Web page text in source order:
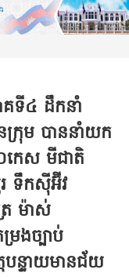
គទី៤ ដឹកនាំ
រុម បាននាំយក
េស មីជាតិ
ទឹកស៊ីអ៊ីវ
ម៉ាស់
ងច្បាប់
បន្ទាយមានជ័យ